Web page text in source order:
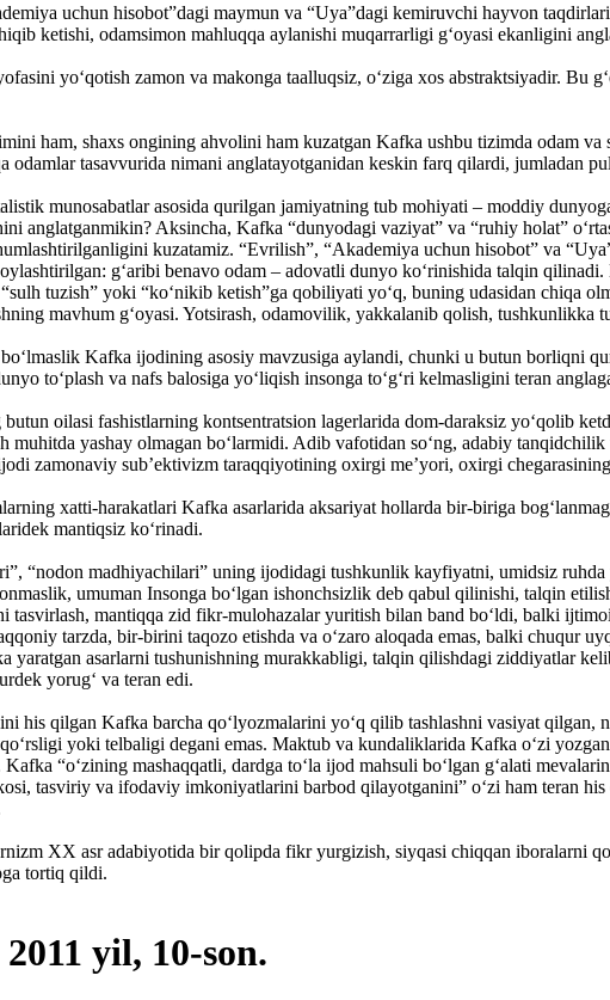
uchun hisobot”dagi maymun va “Uya”dagi kemiruvchi hayvon
ketishi, odamsimon mahluqqa aylanishi muqarrarligi g‘oyasi ekanligini
yo‘qotish zamon va makonga taalluqsiz, o‘ziga xos abstraktsiyadir. Bu
ham, shaxs ongining ahvolini ham kuzatgan Kafka ushbu tizimda odam va
odamlar tasavvurida nimani anglatayotganidan keskin farq qilardi, jumladan
munosabatlar asosida qurilgan jamiyatning tub mo­­­­hiyati – moddiy
anglatganmikin? Aksincha, Kafka “dunyodagi va­ziyat” va “ruhiy holat”
kuzatamiz. “Evrilish”, “Aka­­demiya uchun hisobot” va
g‘aribi benavo odam – adovatli dunyo ko‘­rinishida talqin
tuzish” yoki “ko‘nikib ketish”ga qobiliyati yo‘q, buning udasidan chiqa
mavhum g‘oyasi. Yotsirash, odamovilik, yakkalanib qolish, tush­kunlikka
Kafka ijodining asosiy mavzusiga aylandi, chunki u butun borliqni
to‘plash va nafs balosiga yo‘liqish insonga to‘g‘ri kelmasligini teran
oi­lasi fashistlarning kontsentratsion lagerlarida dom-daraksiz yo‘qolib
muhitda yashay olmagan bo‘larmidi. Adib vafotidan so‘ng, adabiy
zamonaviy sub’ektivizm taraqqiyotining oxirgi me’yori, oxirgi
xatti-harakatlari Kafka asarlarida aksariyat hollarda bir-biriga
mantiqsiz ko‘rinadi.
“no­­­­don madhiyachilari” uning ijodidagi tushkunlik kayfiyatni, umidsiz
umuman Insonga bo‘lgan ishonch­sizlik deb qabul qilinishi, talqin
tasvirlash, mantiqqa zid fikr-mulohazalar yuritish bilan band bo‘ldi, balki
tarz­­­da, bir-birini taqozo etishda va o‘zaro aloqada emas, balki chuqur
yaratgan asarlarni tushunishning murakkabligi, talqin qilishdagi ziddiyatlar
yorug‘ va teran edi.
his qilgan Kafka barcha qo‘lyozmalarini yo‘q qilib tashlashni vasiyat
yoki telbaligi degani emas. Maktub va kundaliklarida Kafka o‘zi
“o‘zining mashaqqatli, dardga to‘la ijod mahsuli bo‘lgan g‘alati
tasviriy va ifodaviy imkoniyatlarini barbod qilayotganini” o‘zi ham teran
XX asr adabiyotida bir qolipda fikr yurgizish, siyqasi chiqqan iboralarni
tortiq qildi.
yil, 10-son.